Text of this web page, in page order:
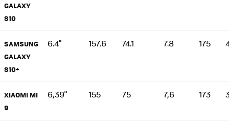
GALAXY
S10
SAMSUNG
GALAXY
S10+
6.4" 157.6 74.1 7.8 175
XIAOMI MI
9
6,39" 155 75 7,6 173